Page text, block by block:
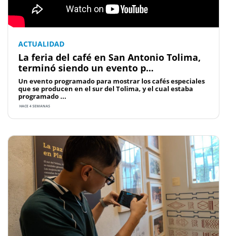
ACTUALIDAD
La feria del café en San Antonio Tolima,
terminó siendo un evento p...
Un evento programado para mostrar los cafés especiales
que se producen en el sur del Tolima, y el cual estaba
programado ...
HACE 4 SEMANAS